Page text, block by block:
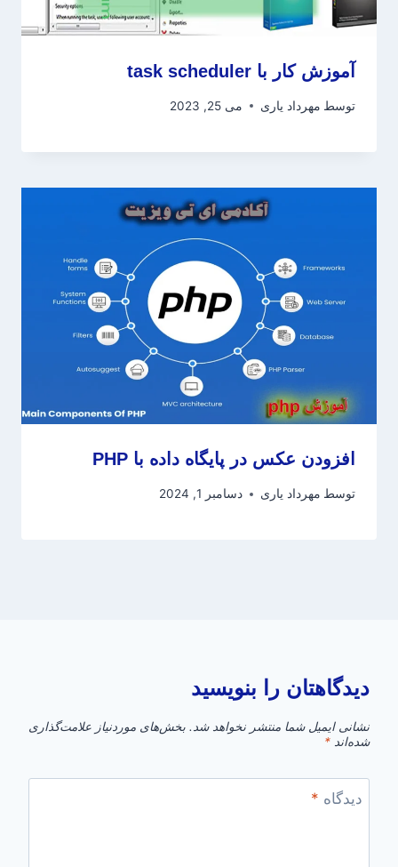
آموزش کار با task scheduler
توسط مهرداد یاری می 25, 2023
افزودن عکس در پایگاه داده با PHP
توسط مهرداد یاری دسامبر 1, 2024
دیدگاهتان را بنویسید
نشانی ایمیل شما منتشر نخواهد شد. بخش‌های موردنیاز علامت‌گذاری
شده‌اند *
دیدگاه *